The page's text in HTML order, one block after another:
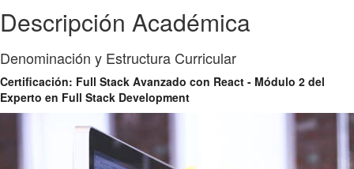
Descripción Académica
Denominación y Estructura Curricular
Certificación: Full Stack Avanzado con React - Módulo 2 del
Experto en Full Stack Development